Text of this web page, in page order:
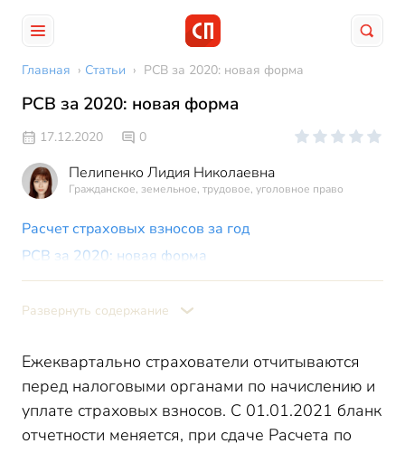
Главная › Статьи › РСВ за 2020: новая форма
РСВ за 2020: новая форма
17.12.2020 0
Пелипенко Лидия Николаевна
Гражданское, земельное, трудовое, уголовное право
Расчет страховых взносов за год
РСВ за 2020: новая форма
Новая форма РСВ: состав
Заполнение новой формы РСВ
субъекты МСП
Образец заполнения нового РСВ 2020:
пострадавшие отрасли
Пример 2
Развернуть содержание
Ежеквартально страхователи отчитываются
перед налоговыми органами по начислению и
уплате страховых взносов. С 01.01.2021 бланк
отчетности меняется, при сдаче Расчета по